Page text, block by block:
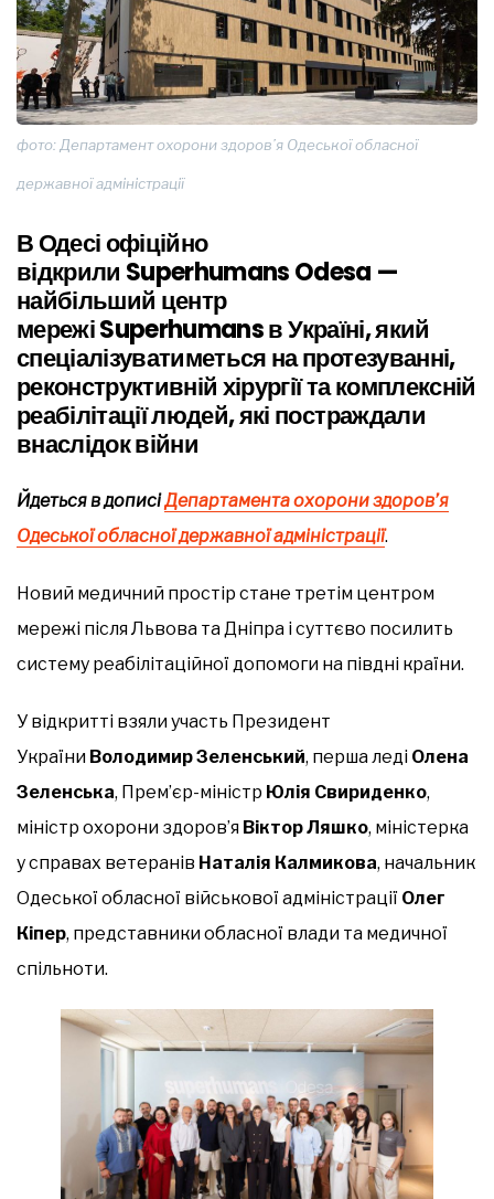
фото: Департамент охорони здоров’я Одеської обласної
державної адміністрації
В Одесі офіційно
відкрили Superhumans Odesa —
найбільший центр
мережіSuperhumansв Україні, який
спеціалізуватиметься на протезуванні,
реконструктивній хірургії та комплексній
реабілітації людей, які постраждали
внаслідок війни
Йдеться в дописіДепартамента охорони здоров’я
Одеської обласної державної адміністрації.
Новий медичний простір стане третім центром
мережі після Львова та Дніпра і суттєво посилить
систему реабілітаційної допомоги на півдні країни.
У відкритті взяли участь Президент
України Володимир Зеленський, перша леді Олена
Зеленська, Прем’єр-міністр Юлія Свириденко,
міністр охорони здоров’я Віктор Ляшко, міністерка
у справах ветеранів Наталія Калмикова, начальник
Одеської обласної військової адміністрації Олег
Кіпер, представники обласної влади та медичної
спільноти.